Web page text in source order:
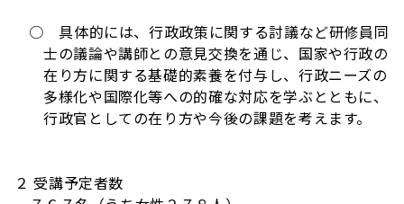
○ 具体的には、行政政策に関する討議など研修員同
士の議論や講師との意見交換を通じ、国家や行政の
在り方に関する基礎的素養を付与し、行政ニーズの
多様化や国際化等への的確な対応を学ぶとともに、
行政官としての在り方や今後の課題を考えます。
２ 受講予定者数